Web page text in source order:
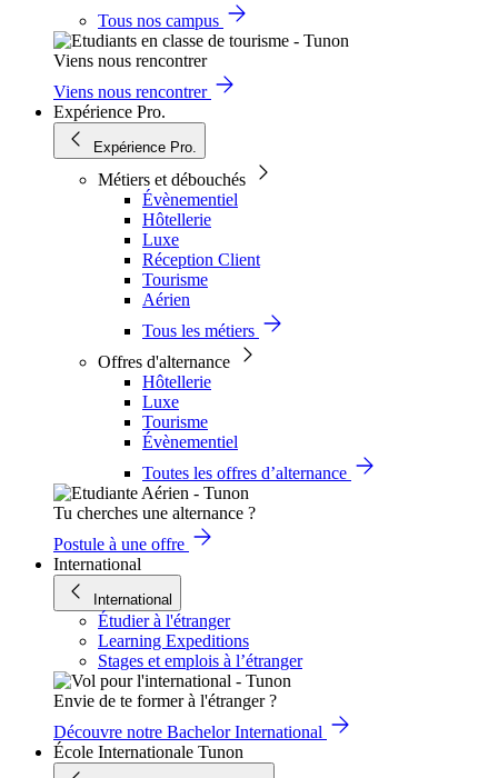
Tous nos campus
Viens nous rencontrer
Viens nous rencontrer
Expérience Pro.
Expérience Pro.
Métiers et débouchés
Évènementiel
Hôtellerie
Luxe
Réception Client
Tourisme
Aérien
Tous les métiers
Offres d'alternance
Hôtellerie
Luxe
Tourisme
Évènementiel
Toutes les offres d’alternance
Tu cherches une alternance ?
Postule à une offre
International
International
Étudier à l'étranger
Learning Expeditions
Stages et emplois à l’étranger
Envie de te former à l'étranger ?
Découvre notre Bachelor International
École Internationale Tunon